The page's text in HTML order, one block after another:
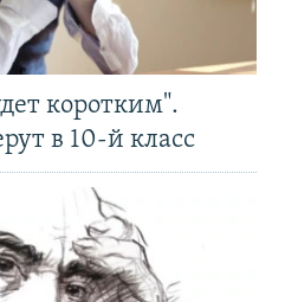
коротким".
в 10-й класс